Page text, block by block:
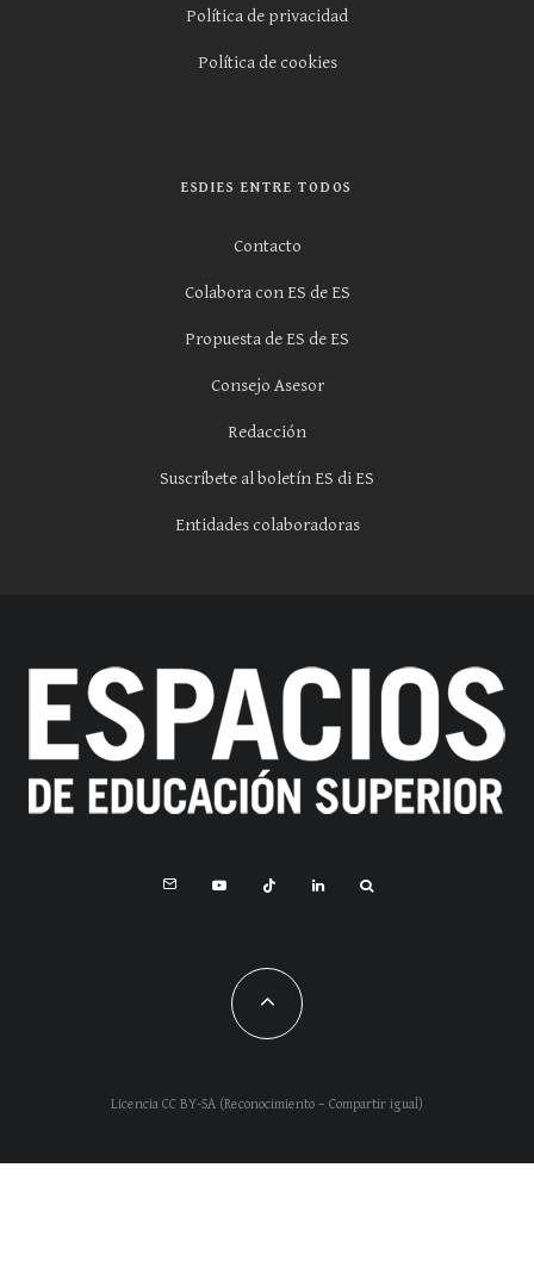
Política de privacidad
Política de cookies
ESDIES ENTRE TODOS
Contacto
Colabora con ES de ES
Propuesta de ES de ES
Consejo Asesor
Redacción
Suscríbete al boletín ES di ES
Entidades colaboradoras
Licencia CC BY-SA (Reconocimiento – Compartir igual)